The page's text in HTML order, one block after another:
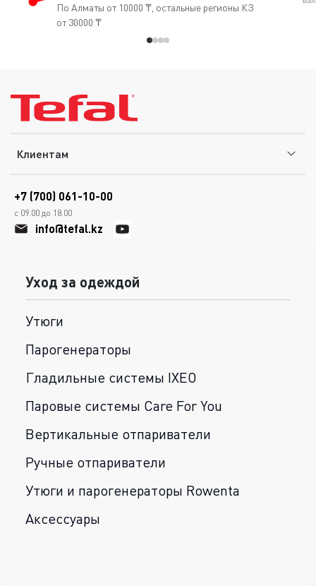
По Алматы от 10000 ₸, остальные регионы КЗ
от 30000 ₸
Клиентам
+7 (700) 061-10-00
с 09.00 до 18.00
info@tefal.kz
Уход за одеждой
Утюги
Парогенераторы
Гладильные системы IXEO
Паровые системы Care For You
Вертикальные отпариватели
Ручные отпариватели
Утюги и парогенераторы Rowenta
Аксессуары